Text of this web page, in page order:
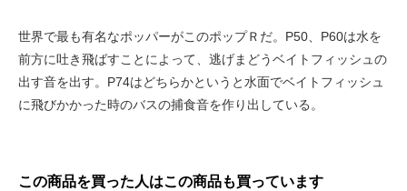
世界で最も有名なポッパーがこのポップＲだ。P50、P60は水を
前方に吐き飛ばすことによって、逃げまどうベイトフィッシュの
出す音を出す。P74はどちらかというと水面でベイトフィッシュ
に飛びかかった時のバスの捕食音を作り出している。
この商品を買った人はこの商品も買っています